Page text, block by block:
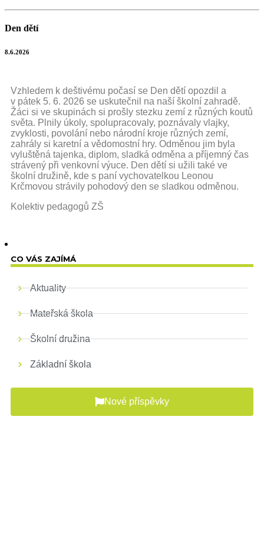
Den dětí
8.6.2026
Vzhledem k deštivému počasí se Den dětí opozdil a
v pátek 5. 6. 2026 se uskutečnil na naší školní zahradě.
Žáci si ve skupinách si prošly stezku zemí z různých koutů
světa. Plnily úkoly, spolupracovaly, poznávaly vlajky,
zvyklosti, povolání nebo národní kroje různých zemí,
zahrály si karetní a vědomostní hry. Odměnou jim byla
vyluštěná tajenka, diplom, sladká odměna a příjemný čas
strávený při venkovní výuce. Den dětí si užili také ve
školní družině, kde s paní vychovatelkou Leonou
Krčmovou strávily pohodový den se sladkou odměnou.
Kolektiv pedagogů ZŠ
CO VÁS ZAJÍMÁ
Aktuality
Mateřská škola
Školní družina
Základní škola
Nové příspěvky